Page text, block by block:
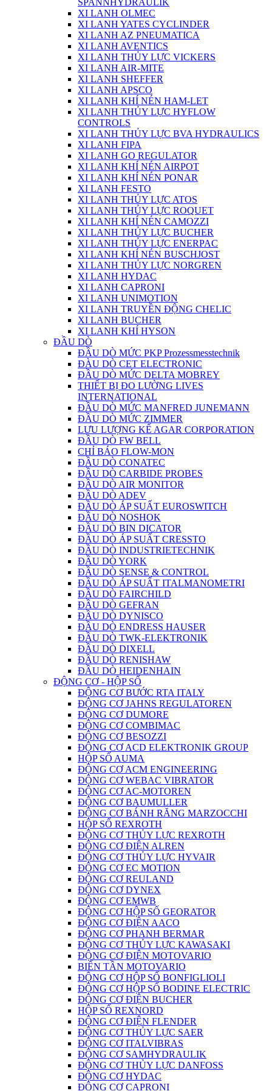
SPANNHYDRAULIK
XI LANH OLMEC
XI LANH YATES CYCLINDER
XI LANH AZ PNEUMATICA
XI LANH AVENTICS
XI LANH THỦY LỰC VICKERS
XI LANH AIR-MITE
XI LANH SHEFFER
XI LANH APSCO
XI LANH KHÍ NÉN HAM-LET
XI LANH THỦY LỰC HYFLOW
CONTROLS
XI LANH THỦY LỰC BVA HYDRAULICS
XI LANH FIPA
XI LANH GO REGULATOR
XI LANH KHÍ NÉN AIRPOT
XI LANH KHÍ NÉN PONAR
XI LANH FESTO
XI LANH THỦY LỰC ATOS
XI LANH THỦY LỰC ROQUET
XI LANH KHÍ NÉN CAMOZZI
XI LANH THỦY LỰC BUCHER
XI LANH THỦY LỰC ENERPAC
XI LANH KHÍ NÉN BUSCHJOST
XI LANH THỦY LỰC NORGREN
XI LANH HYDAC
XI LANH CAPRONI
XI LANH UNIMOTION
XI LANH TRUYỀN ĐỘNG CHELIC
XI LANH BUCHER
XI LANH KHÍ HYSON
ĐẦU DÒ
ĐẦU DÒ MỨC PKP Prozessmesstechnik
ĐÀU DÒ CET ELECTRONIC
ĐẦU DÒ MỨC DELTA MOBREY
THIẾT BỊ ĐO LƯỜNG LIVES
INTERNATIONAL
ĐẦU DÒ MỨC MANFRED JUNEMANN
ĐẦU DÒ MỨC ZIMMER
LƯU LƯỢNG KẾ AGAR CORPORATION
ĐẦU DÒ FW BELL
CHỈ BÁO FLOW-MON
ĐẦU DÒ CONATEC
ĐẦU DÒ CARBIDE PROBES
ĐẦU DÒ AIR MONITOR
ĐẦU DÒ ADEV
ĐẦU DÒ ÁP SUẤT EUROSWITCH
ĐẦU DÒ NOSHOK
ĐẦU DÒ BIN DICATOR
ĐẦU DÒ ÁP SUẤT CRESSTO
ĐẦU DÒ INDUSTRIETECHNIK
ĐẦU DÒ YORK
ĐẦU DÒ SENSE & CONTROL
ĐẦU DÒ ÁP SUẤT ITALMANOMETRI
ĐẦU DÒ FAIRCHILD
ĐẦU DÒ GEFRAN
ĐẦU DÒ DYNISCO
ĐẦU DÒ ENDRESS HAUSER
ĐẦU DÒ TWK-ELEKTRONIK
ĐẦU DÒ DIXELL
ĐẦU DÒ RENISHAW
ĐẦU DÒ HEIDENHAIN
ĐỘNG CƠ - HỘP SỐ
ĐỘNG CƠ BƯỚC RTA ITALY
ĐỘNG CƠ JAHNS REGULATOREN
ĐỘNG CƠ DUMORE
ĐỘNG CƠ COMBIMAC
ĐỘNG CƠ BESOZZI
ĐỘNG CƠ ACD ELEKTRONIK GROUP
HỘP SỐ AUMA
ĐỘNG CƠ ACM ENGINEERING
ĐỘNG CƠ WEBAC VIBRATOR
ĐỘNG CƠ AC-MOTOREN
ĐỘNG CƠ BAUMULLER
ĐỘNG CƠ BÁNH RĂNG MARZOCCHI
HỘP SỐ REXROTH
ĐỘNG CƠ THỦY LỰC REXROTH
ĐỘNG CƠ ĐIỆN ALREN
ĐỘNG CƠ THỦY LỰC HYVAIR
ĐỘNG CƠ EC MOTION
ĐỘNG CƠ REULAND
ĐỘNG CƠ DYNEX
ĐỘNG CƠ EMWB
ĐỘNG CƠ HỘP SỐ GEORATOR
ĐỘNG CƠ ĐIỆN AACO
ĐỘNG CƠ PHANH BERMAR
ĐỘNG CƠ THỦY LỰC KAWASAKI
ĐỘNG CƠ ĐIỆN MOTOVARIO
BIẾN TẦN MOTOVARIO
ĐỘNG CƠ HỘP SỐ BONFIGLIOLI
ĐỘNG CƠ HỘP SỐ BODINE ELECTRIC
ĐỘNG CƠ ĐIỆN BUCHER
HỘP SỐ REXNORD
ĐỘNG CƠ ĐIỆN FLENDER
ĐỘNG CƠ THỦY LỰC SAER
ĐỘNG CƠ ITALVIBRAS
ĐỘNG CƠ SAMHYDRAULIK
ĐỘNG CƠ THỦY LỰC DANFOSS
ĐỘNG CƠ HYDAC
ĐỘNG CƠ CAPRONI